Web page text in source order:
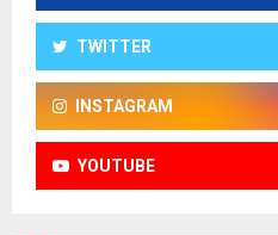
TWITTER
INSTAGRAM
YOUTUBE